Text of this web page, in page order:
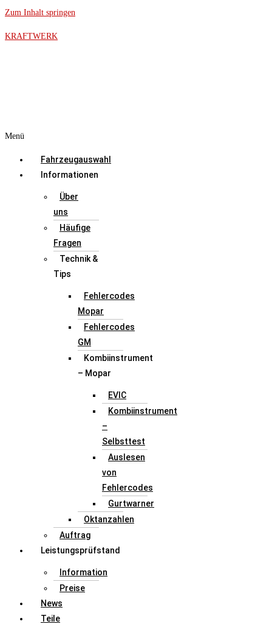
Zum Inhalt springen
KRAFTWERK
Menü
Fahrzeugauswahl
Informationen
Über
uns
Häufige
Fragen
Technik &
Tips
Fehlercodes
Mopar
Fehlercodes
GM
Kombiinstrument
– Mopar
EVIC
Kombiinstrument
–
Selbsttest
Auslesen
von
Fehlercodes
Gurtwarner
Oktanzahlen
Auftrag
Leistungsprüfstand
Information
Preise
News
Teile